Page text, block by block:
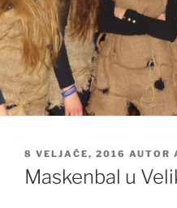
OBJAVLJENO
8 VELJAČE, 2016 AUTOR
Maskenbal u